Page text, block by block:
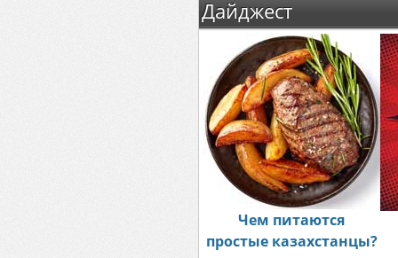
Дайджест
Чем питаются
простые казахстанцы?